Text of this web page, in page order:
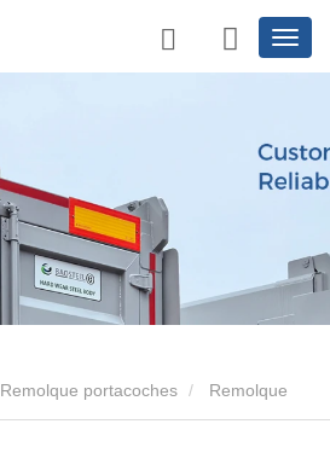
Remolque portacoches